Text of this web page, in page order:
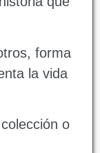
forma
la vida
o